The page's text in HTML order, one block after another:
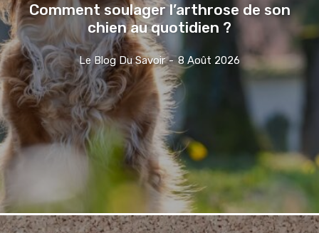
Comment soulager l’arthrose de son
chien au quotidien ?
Le Blog Du Savoir - 8 Août 2026